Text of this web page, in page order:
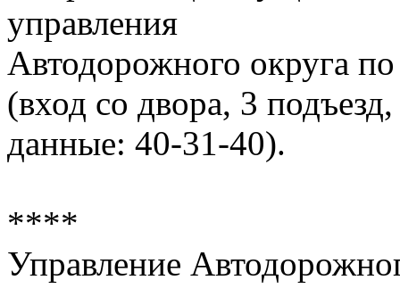
управления
Автодорожного округа
(вход со двора, 3
данные: 40-31-40).
****
Управление